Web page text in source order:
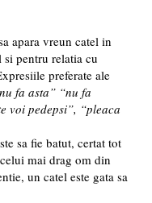
apara vreun catel in
pentru relatia cu
preferate ale
fa asta” “nu fa
voi pedepsi”, “pleaca
sa fie batut, certat tot
mai drag om din
un catel este gata sa